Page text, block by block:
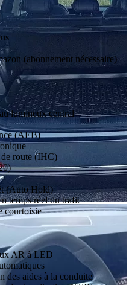
(abonnement nécessaire)
lumineux central
(AEB)
route (IHC)
(Auto Hold)
temps réel du trafic
courtoisie
AR à LED
des aides à la conduite